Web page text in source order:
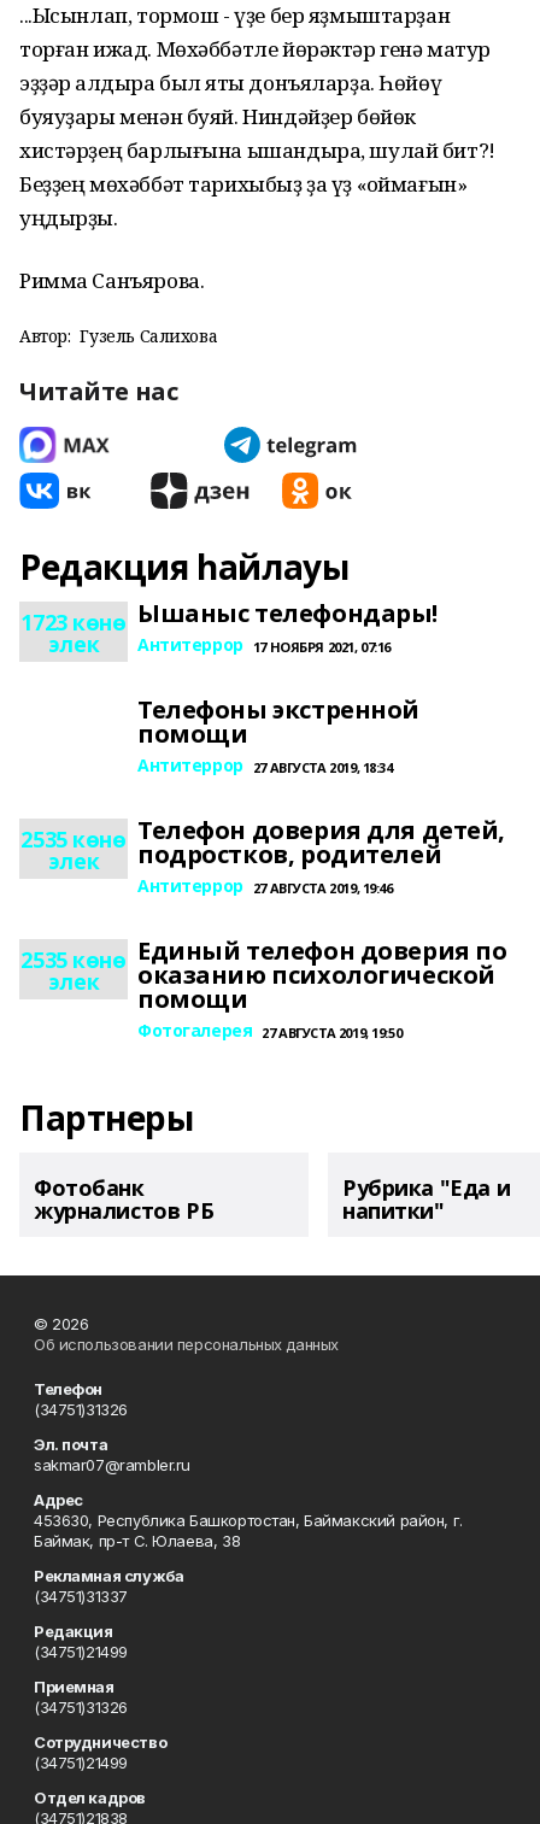
...Ысынлап, тормош - үҙе бер яҙмыштарҙан
торған ижад. Мөхәббәтле йөрәктәр генә матур
эҙҙәр ҡалдыра был яҡты донъяларҙа. Һөйөү
буяуҙары менән буяй. Ниндәйҙер бөйөк
хистәрҙең барлығына ышандыра, шулай бит?!
Беҙҙең мөхәббәт тарихыбыҙ ҙа үҙ «ҡоймағын»
уңдырҙы.
Римма Санъярова.
Автор: Гузель Салихова
Читайте нас
Редакция һайлауы
1723 көнө
элек
Ышаныс телефондары!
Антитеррор 17 НОЯБРЯ 2021, 07:16
Телефоны экстренной
помощи
Антитеррор 27 АВГУСТА 2019, 18:34
2535 көнө
элек
Телефон доверия для детей,
подростков, родителей
Антитеррор 27 АВГУСТА 2019, 19:46
2535 көнө
элек
Единый телефон доверия по
оказанию психологической
помощи
Фотогалерея 27 АВГУСТА 2019, 19:50
Партнеры
Фотобанк
журналистов РБ
Рубрика "Еда и
напитки"
© 2026
Об использовании персональных данных
Телефон
(34751)31326
Эл. почта
sakmar07@rambler.ru
Адрес
453630, Республика Башкортостан, Баймакский район, г.
Баймак, пр-т С. Юлаева, 38
Рекламная служба
(34751)31337
Редакция
(34751)21499
Приемная
(34751)31326
Сотрудничество
(34751)21499
Отдел кадров
(34751)21838